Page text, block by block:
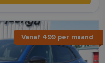
Vanaf 499 per maand